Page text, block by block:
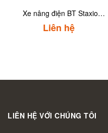
Xe nâng điện BT Staxio
SWE145
Liên hệ
LIÊN HỆ VỚI CHÚNG TÔI